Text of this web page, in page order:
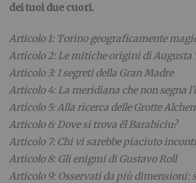
dei tuoi due cuori.
Articolo 1: Torino geograficamente
Articolo 2: Le mitiche origini di
Articolo 3: I segreti della Gran Madre
Articolo 4: La meridiana che non segna
Articolo 5: Alla ricerca delle Grotte
Articolo 6: Dove si trova ël Barabiciu?
Articolo 7: Chi vi sarebbe piaciuto
Articolo 8: Gli enigmi di Gustavo Roll
Articolo 9: Osservati da più